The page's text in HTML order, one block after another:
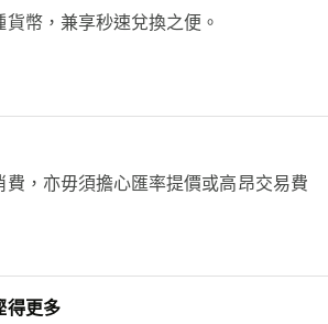
幣，兼享秒速兌換之便。
費，亦毋須擔心匯率提價或高昂交易費
得更多